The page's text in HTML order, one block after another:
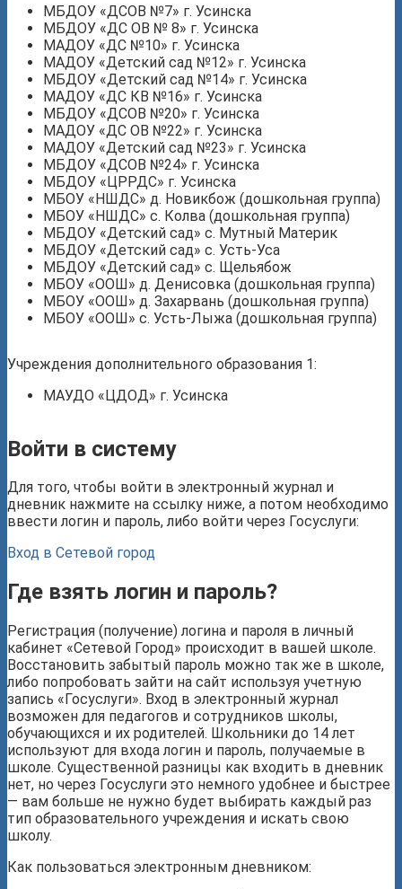
МБДОУ «ДСОВ №7» г. Усинска
МБДОУ «ДС ОВ № 8» г. Усинска
МАДОУ «ДС №10» г. Усинска
МАДОУ «Детский сад №12» г. Усинска
МБДОУ «Детский сад №14» г. Усинска
МАДОУ «ДС КВ №16» г. Усинска
МБДОУ «ДСОВ №20» г. Усинска
МАДОУ «ДС ОВ №22» г. Усинска
МАДОУ «Детский сад №23» г. Усинска
МБДОУ «ДСОВ №24» г. Усинска
МБДОУ «ЦРРДС» г. Усинска
МБОУ «НШДС» д. Новикбож (дошкольная группа)
МБОУ «НШДС» с. Колва (дошкольная группа)
МБДОУ «Детский сад» с. Мутный Материк
МБДОУ «Детский сад» с. Усть-Уса
МБДОУ «Детский сад» с. Щельябож
МБОУ «ООШ» д. Денисовка (дошкольная группа)
МБОУ «ООШ» д. Захарвань (дошкольная группа)
МБОУ «ООШ» с. Усть-Лыжа (дошкольная группа)
Учреждения дополнительного образования 1:
МАУДО «ЦДОД» г. Усинска
Войти в систему
Для того, чтобы войти в электронный журнал и
дневник нажмите на ссылку ниже, а потом необходимо
ввести логин и пароль, либо войти через Госуслуги:
Вход в Сетевой город
Где взять логин и пароль?
Регистрация (получение) логина и пароля в личный
кабинет «Сетевой Город» происходит в вашей школе.
Восстановить забытый пароль можно так же в школе,
либо попробовать зайти на сайт используя учетную
запись «Госуслуги». Вход в электронный журнал
возможен для педагогов и сотрудников школы,
обучающихся и их родителей. Школьники до 14 лет
используют для входа логин и пароль, получаемые в
школе. Существенной разницы как входить в дневник
нет, но через Госуслуги это немного удобнее и быстрее
— вам больше не нужно будет выбирать каждый раз
тип образовательного учреждения и искать свою
школу.
Как пользоваться электронным дневником: